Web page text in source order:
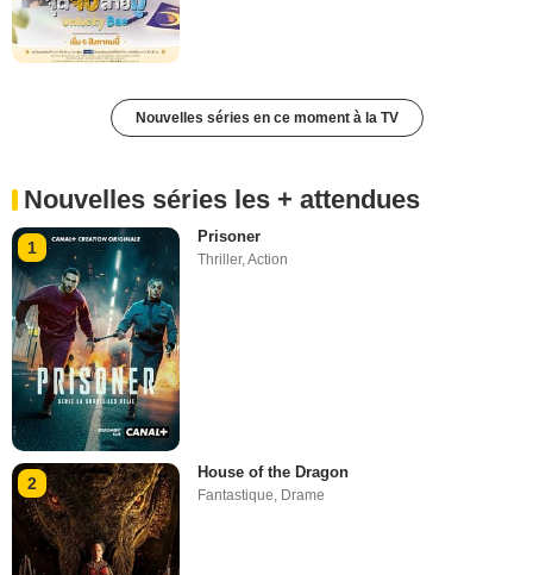
Nouvelles séries en ce moment à la TV
Nouvelles séries les + attendues
1
Prisoner
Thriller,Action
2
House of the Dragon
Fantastique, Drame